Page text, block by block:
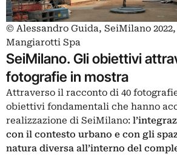
© Alessandro Guida, SeiMilano
Mangiarotti Spa
SeiMilano. Gli obiettivi
fotografie in mostra
Attraverso il racconto di 40
obiettivi fondamentali che hanno
realizzazione di SeiMilano:
con il contesto urbano e con gli
natura diversa all’interno del